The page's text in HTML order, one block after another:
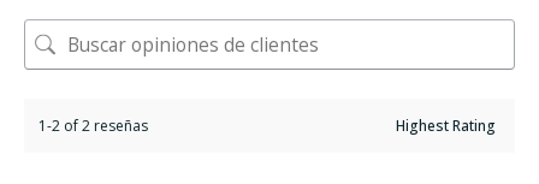
1-2 of 2 reseñas